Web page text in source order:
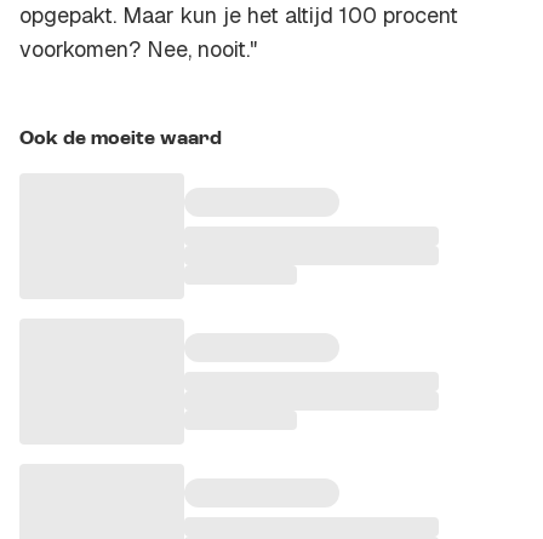
opgepakt. Maar kun je het altijd 100 procent
voorkomen? Nee, nooit."
Ook de moeite waard